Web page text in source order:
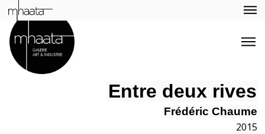
Entre deux rives
Frédéric Chaume
2015